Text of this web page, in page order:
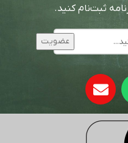
ثبت‌نام کنید.